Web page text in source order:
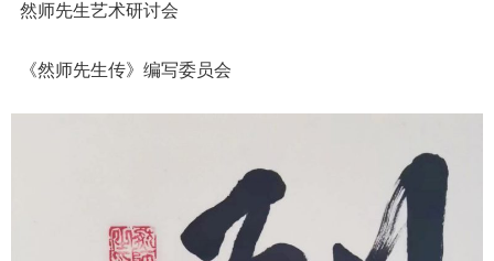
然师先生艺术研讨会
《然师先生传》编写委员会